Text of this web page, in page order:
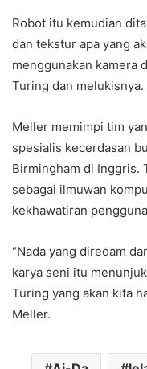
Robot itu kemudian
dan tekstur apa yang
menggunakan kamera
Turing dan melukisnya.
Meller memimpi tim
spesialis kecerdasan
Birmingham di
sebagai ilmuwan
kekhawatiran
“Nada yang diredam
karya seni itu
Turing yang akan kita
Meller.